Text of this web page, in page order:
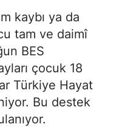
kaybı ya da
tam ve daimî
BES
çocuk 18
Türkiye Hayat
Bu destek